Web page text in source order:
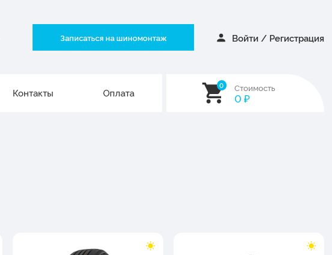
Записаться на шиномонтаж Войти / Регистрация
Контакты Оплата
0 Стоимость
0 ₽